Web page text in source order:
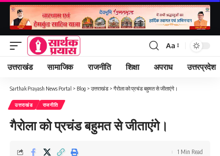
Font
Resizer
Aa
उत्तराखंड सामाजिक राजनीति शिक्षा अपराध उत्तरप्रदेश
Sarthak Prayash News Portal > Blog > उत्तराखंड > गैरोला को प्रचंड बहुमत से जीताएंगे।
उत्तराखंड राजनीति
गैरोला को प्रचंड बहुमत से जीताएंगे।
1 Min Read